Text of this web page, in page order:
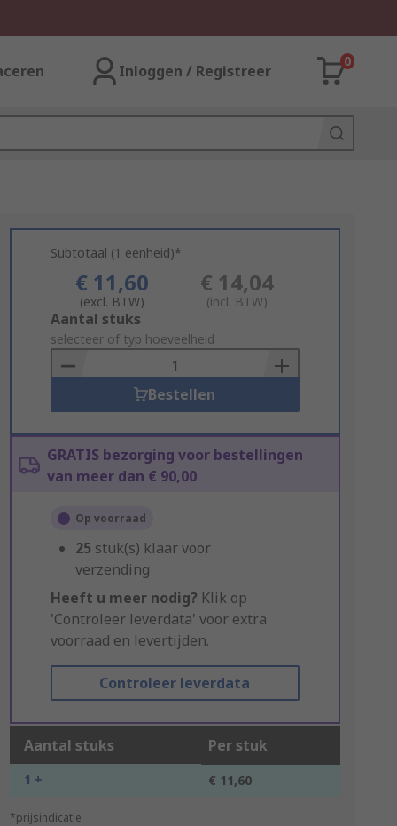
Inloggen / Registreer
0
Subtotaal (1 eenheid)*
€ 11,60
(excl. BTW)
€ 14,04
(incl. BTW)
Add
to
Basket
Aantal stuks
selecteer of typ hoeveelheid
Bestellen
GRATIS bezorging voor bestellingen
van meer dan € 90,00
Op voorraad
25 stuk(s) klaar voor
verzending
Heeft u meer nodig? Klik op
'Controleer leverdata' voor extra
voorraad en levertijden.
Controleer leverdata
Aantal stuks Per stuk
1 + € 11,60
*prijsindicatie